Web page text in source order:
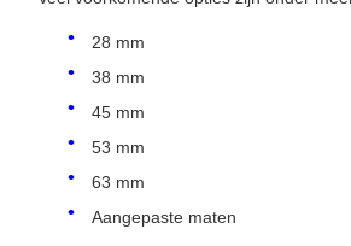
28 mm
38 mm
45 mm
53 mm
63 mm
Aangepaste maten